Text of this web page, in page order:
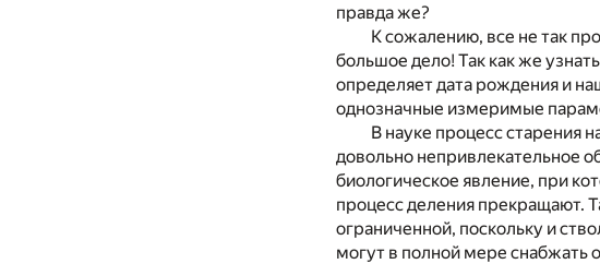
правда же?
К сожалению, все не так
большое дело! Так как же
определяет дата рождения и
однозначные измеримые
В науке процесс старения
довольно непривлекательное
биологическое явление, при
процесс деления прекращают.
ограниченной, поскольку и
могут в полной мере снабжать